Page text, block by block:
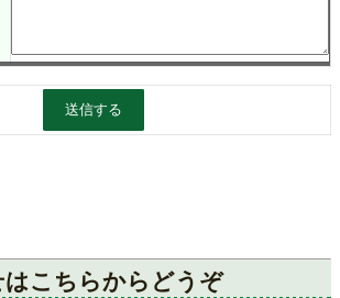
こちらからどうぞ